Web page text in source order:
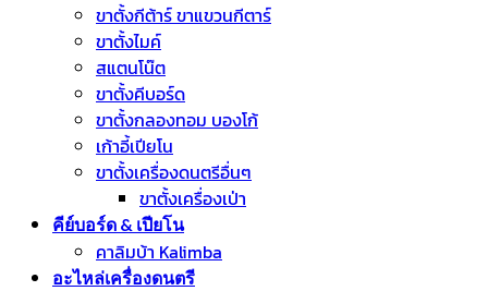
ขาตั้งกีต้าร์ ขาแขวนกีตาร์
ขาตั้งไมค์
สแตนโน๊ต
ขาตั้งคีบอร์ด
ขาตั้งกลองทอม บองโก้
เก้าอี้เปียโน
ขาตั้งเครื่องดนตรีอื่นๆ
ขาตั้งเครื่องเป่า
คีย์บอร์ด & เปียโน
คาลิมบ้า Kalimba
อะไหล่เครื่องดนตรี